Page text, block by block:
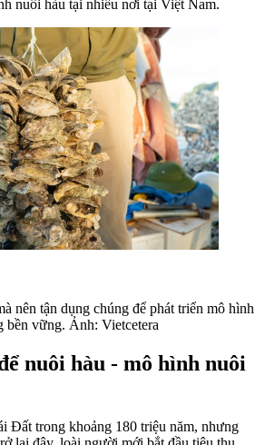
nuôi hàu tại nhiều nơi tại Việt Nam.
nên tận dụng chúng để phát triển mô hình
bền vững. Ảnh: Vietcetera
nuôi hàu - mô hình nuôi
Đất trong khoảng 180 triệu năm, nhưng